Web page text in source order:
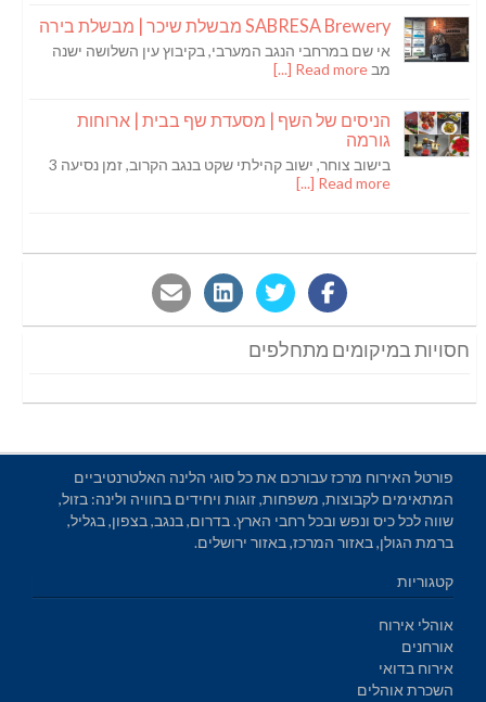
SABRESA Brewery מבשלת שיכר | מבשלת בירה
אי שם במרחבי הנגב המערבי, בקיבוץ עין השלושה ישנה
מב Read more [...]
הניסים של השף | מסעדת שף בבית | ארוחות
גורמה
בישוב צוחר, ישוב קהילתי שקט בנגב הקרוב, זמן נסיעה 3
Read more [...]
חסויות במיקומים מתחלפים
פורטל האירוח מרכז עבורכם את כל סוגי הלינה האלטרנטיביים
המתאימים לקבוצות, משפחות, זוגות ויחידים בחוויה ולינה: בזול,
שווה לכל כיס ונפש ובכל רחבי הארץ. בדרום, בנגב, בצפון, בגליל,
ברמת הגולן, באזור המרכז, באזור ירושלים.
קטגוריות
אוהלי אירוח
אורחנים
אירוח בדואי
השכרת אוהלים